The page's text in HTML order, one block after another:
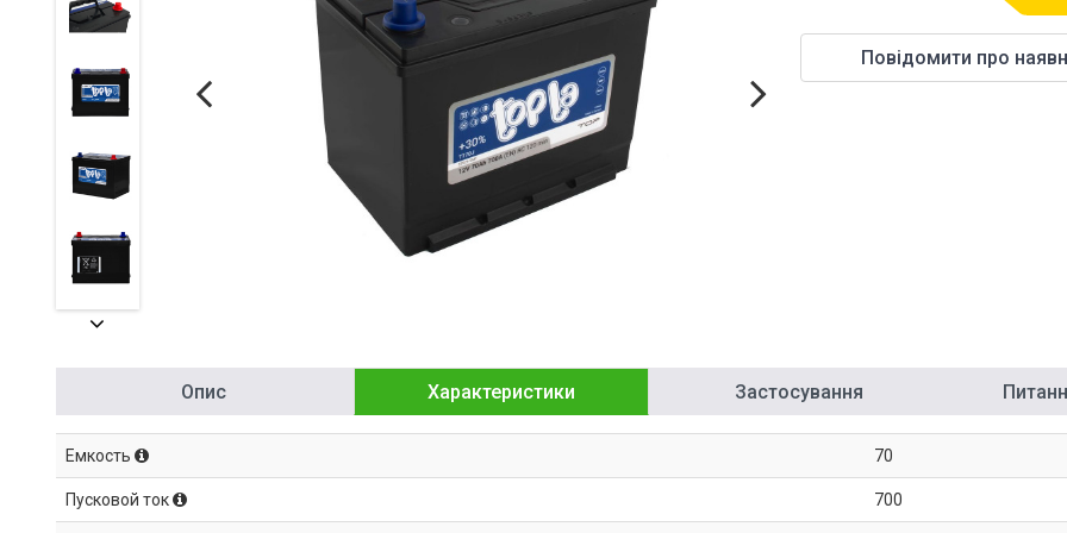
Повідомити про
Опис Характеристики Застосування
Емкость 70
Пусковой ток 700